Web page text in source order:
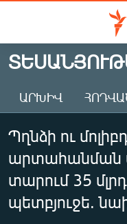
Մատչելիության
Անցնել
հիմնական
Անցնել
հիմնական
մենյուին
ԱԶԱՏՈՒԹՅՈՒՆ TV
ՀԱՅԱՍՏԱՆ
ԸՆՏՐՈՒԹՅՈՒՆՆԵՐ
ԻՐԱՎՈՒՆՔ
ՀԱՍԱՐԱԿՈՒԹՅՈՒՆ
ԱՐԽԻՎ
Պղնձի ու
արտահանման
տարում 35
պետբյուջե.